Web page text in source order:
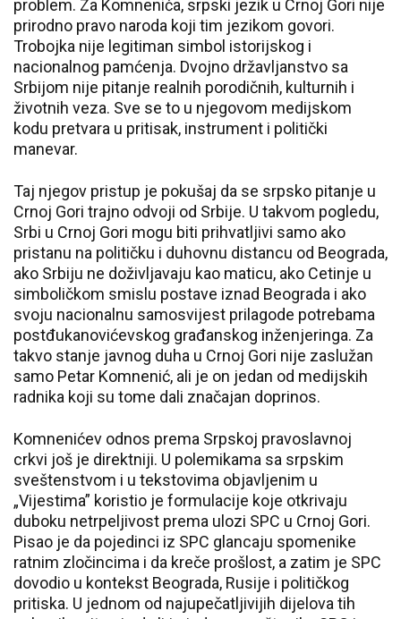
problem. Za Komnenića, srpski jezik u Crnoj Gori nije
prirodno pravo naroda koji tim jezikom govori.
Trobojka nije legitiman simbol istorijskog i
nacionalnog pamćenja. Dvojno državljanstvo sa
Srbijom nije pitanje realnih porodičnih, kulturnih i
životnih veza. Sve se to u njegovom medijskom
kodu pretvara u pritisak, instrument i politički
manevar.
Taj njegov pristup je pokušaj da se srpsko pitanje u
Crnoj Gori trajno odvoji od Srbije. U takvom pogledu,
Srbi u Crnoj Gori mogu biti prihvatljivi samo ako
pristanu na političku i duhovnu distancu od Beograda,
ako Srbiju ne doživljavaju kao maticu, ako Cetinje u
simboličkom smislu postave iznad Beograda i ako
svoju nacionalnu samosvijest prilagode potrebama
postđukanovićevskog građanskog inženjeringa. Za
takvo stanje javnog duha u Crnoj Gori nije zaslužan
samo Petar Komnenić, ali je on jedan od medijskih
radnika koji su tome dali značajan doprinos.
Komnenićev odnos prema Srpskoj pravoslavnoj
crkvi još je direktniji. U polemikama sa srpskim
sveštenstvom i u tekstovima objavljenim u
„Vijestima” koristio je formulacije koje otkrivaju
duboku netrpeljivost prema ulozi SPC u Crnoj Gori.
Pisao je da pojedinci iz SPC glancaju spomenike
ratnim zločincima i da kreče prošlost, a zatim je SPC
dovodio u kontekst Beograda, Rusije i političkog
pritiska. U jednom od najupečatljivijih dijelova tih